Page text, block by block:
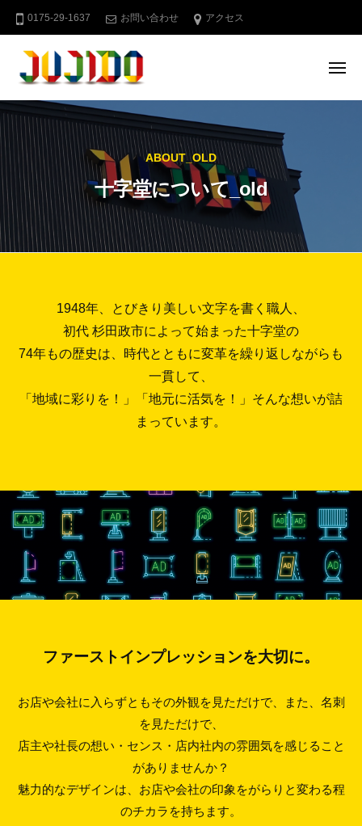
ン
ツ
ス
キ
プ
0175-29-1637 お問い合わせ アクセス
十
字
堂
青
森
県
む
つ
北
の
メ
ー
ABOUT_OLD
十字堂について_old
に
て
_old
2026
5
1948年、とびきり美しい文字を書く職人、
初代 杉田政市によって始まった十字堂の
74年もの歴史は、時代とともに変革を繰り返しながらも
一貫して、
「地域に彩りを！」「地元に活気を！」そんな想いが詰
まっています。
ファーストインプレッションを大切に。
お店や会社に入らずともその外観を見ただけで、また、名刺
を見ただけで、
店主や社長の想い・センス・店内社内の雰囲気を感じること
がありませんか？
魅力的なデザインは、お店や会社の印象をがらりと変わる程
のチカラを持ちます。
字
堂